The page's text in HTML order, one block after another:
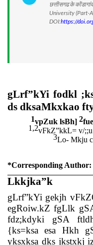
छत्तीसगढ के
University (Part-
DOI:https://
gLrf”kYi fodkl
ds dksaMkxkao
1vpZuk lsBh] 2
1,2vFkZ”kkL= v/
3Lo- Mkju
*Corresponding Author:
Lkkjka”k
gLrf”kYi gekjh
egRoiw.kZ fgLlk
fdz;kdyki gSA
{ks=ksa esa Hkh
yksxksa dks jkstxkj